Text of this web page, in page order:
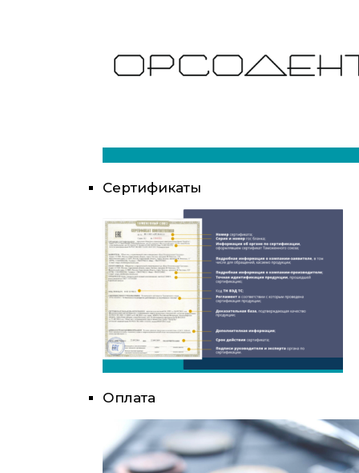
Сертификаты
Оплата